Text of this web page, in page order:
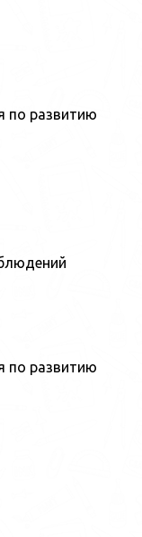
по развитию
по развитию